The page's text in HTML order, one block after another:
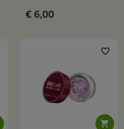
€ 6,00

favorite_border